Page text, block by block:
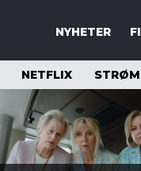
NYHETER
NETFLIX